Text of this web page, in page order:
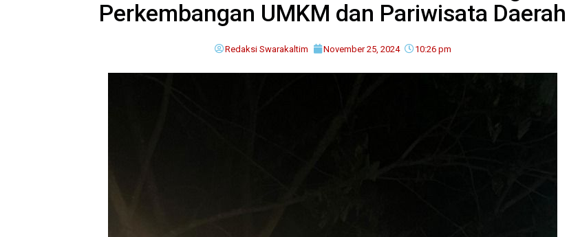
Perkembangan UMKM dan Pariwisata Daerah
Redaksi Swarakaltim November 25, 2024 10:26 pm